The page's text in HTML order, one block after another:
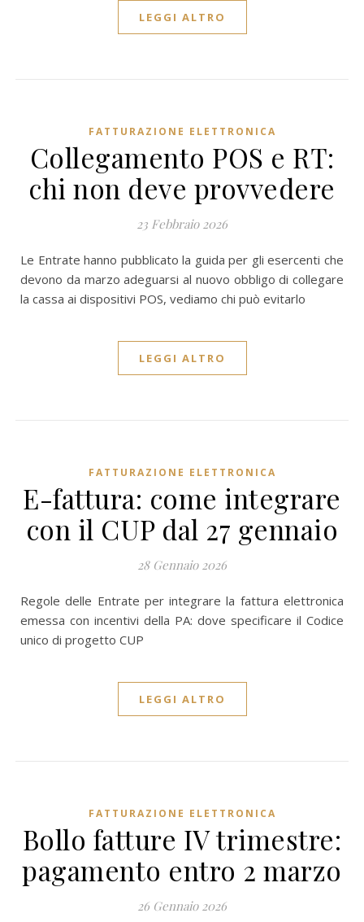
LEGGI ALTRO
FATTURAZIONE ELETTRONICA
Collegamento POS e RT:
chi non deve provvedere
23 Febbraio 2026
Le Entrate hanno pubblicato la guida per gli esercenti che
devono da marzo adeguarsi al nuovo obbligo di collegare
la cassa ai dispositivi POS, vediamo chi può evitarlo
LEGGI ALTRO
FATTURAZIONE ELETTRONICA
E-fattura: come integrare
con il CUP dal 27 gennaio
28 Gennaio 2026
Regole delle Entrate per integrare la fattura elettronica
emessa con incentivi della PA: dove specificare il Codice
unico di progetto CUP
LEGGI ALTRO
FATTURAZIONE ELETTRONICA
Bollo fatture IV trimestre:
pagamento entro 2 marzo
26 Gennaio 2026